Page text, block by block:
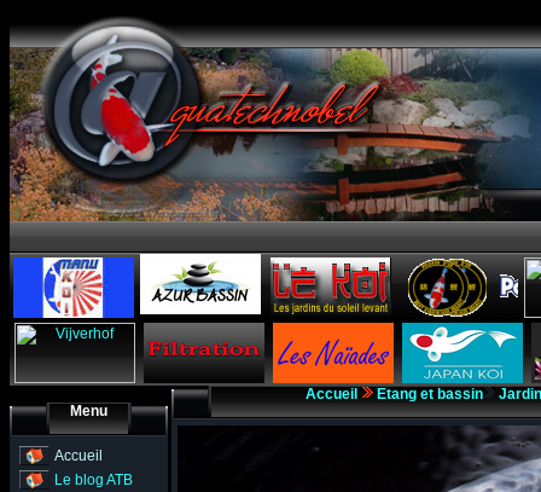
Menu
Accueil
Le blog ATB
Accueil Etang et bassin